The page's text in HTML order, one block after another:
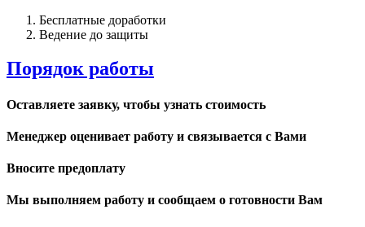
Бесплатные доработки
Ведение до защиты
Порядок работы
Оставляете заявку, чтобы узнать стоимость
Менеджер оценивает работу и связывается с Вами
Вносите предоплату
Мы выполняем работу и сообщаем о готовности Вам